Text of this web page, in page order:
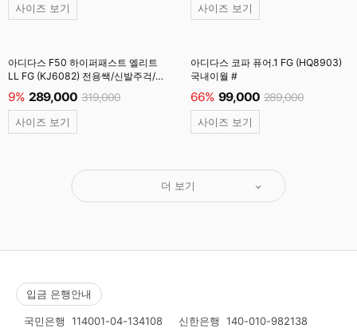
사이즈 보기 사이즈 보기
아디다스 F50 하이퍼패스트 엘리트
LL FG (KJ6082) 전용쌕/신발주걱/
9% 289,000 319,000
사이즈 보기
아디다스 코파 퓨어.1 FG (HQ8903)
국내이월 #
66% 99,000 289,000
사이즈 보기
더 보기
입금 은행안내
국민은행 114001-04-134108 신한은행 140-010-982138